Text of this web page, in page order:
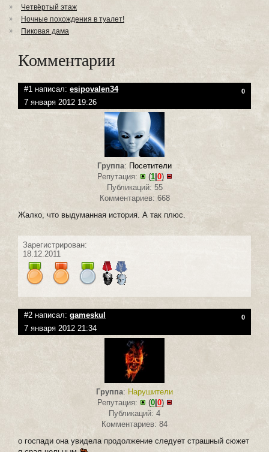
Четвёртый этаж
Ночные похождения в туалет!
Пиковая дама
Комментарии
#1 написал: esipovalen34 0
7 января 2012 19:26
Группа: Посетители
Репутация:
(1| 0)
Публикаций: 55
Комментариев: 668
Жалко, что выдуманная история. А так плюс.
Зарегистрирован:
18.12.2011
#2 написал: gameskul 0
7 января 2012 21:34
Группа: Нарушители
Репутация:
(0|0)
Публикаций: 4
Комментариев: 84
о госпади она увидела продолжение следует страшный сюжет